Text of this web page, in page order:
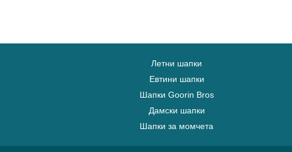
Летни шапки
Евтини шапки
Шапки Goorin Bros
Дамски шапки
Шапки за момчета